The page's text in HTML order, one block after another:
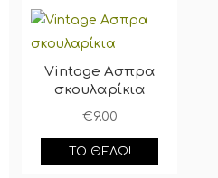
Vintage Ασπρα
σκουλαρίκια
€9.00
ΤΟ ΘΈΛΩ!